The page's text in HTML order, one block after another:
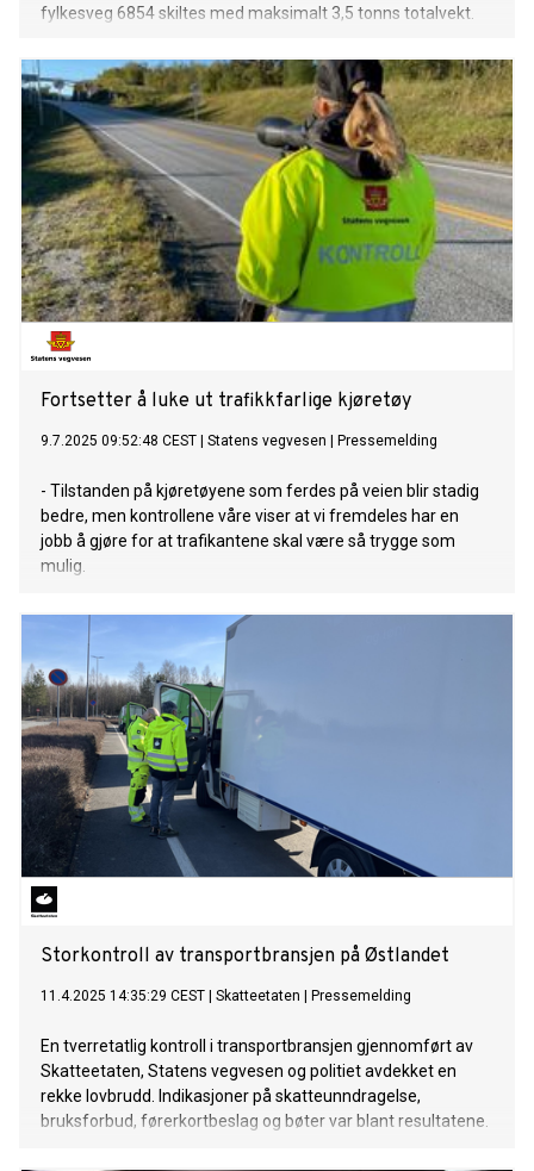
fylkesveg 6854 skiltes med maksimalt 3,5 tonns totalvekt.
Fortsetter å luke ut trafikkfarlige kjøretøy
9.7.2025 09:52:48 CEST Statens vegvesen Pressemelding
- Tilstanden på kjøretøyene som ferdes på veien blir stadig
bedre, men kontrollene våre viser at vi fremdeles har en
jobb å gjøre for at trafikantene skal være så trygge som
mulig.
Storkontroll av transportbransjen på Østlandet
11.4.2025 14:35:29 CEST Skatteetaten Pressemelding
En tverretatlig kontroll i transportbransjen gjennomført av
Skatteetaten, Statens vegvesen og politiet avdekket en
rekke lovbrudd. Indikasjoner på skatteunndragelse,
bruksforbud, førerkortbeslag og bøter var blant resultatene.